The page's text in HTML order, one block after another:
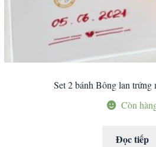
Set 2 bánh Bông lan trứng
Còn
Đọc tiếp